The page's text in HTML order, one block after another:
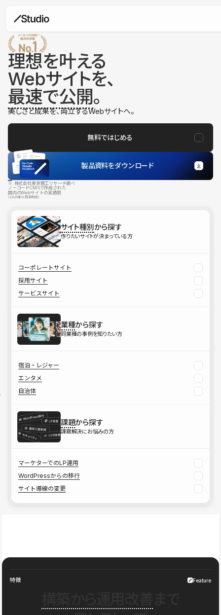
理想を叶える
Webサイトを、
最速で公開。
美しさと成果を、両立するWebサイトへ。
無料ではじめる
製品資料をダウンロード
※ 株式会社東京商工リサーチ調べ
ノーコードCMSで作成された
国内のWebサイトの実績数
（2025年12月末時点）
サイト種別から探す
作りたいサイトが決まっている方
コーポレートサイト
採用サイト
サービスサイト
業種から探す
同業種の事例を知りたい方
宿泊・レジャー
エンタメ
自治体
課題から探す
課題解決にお悩みの方
マーケターでのLP運用
WordPressからの移行
サイト導線の変更
特徴 Feature